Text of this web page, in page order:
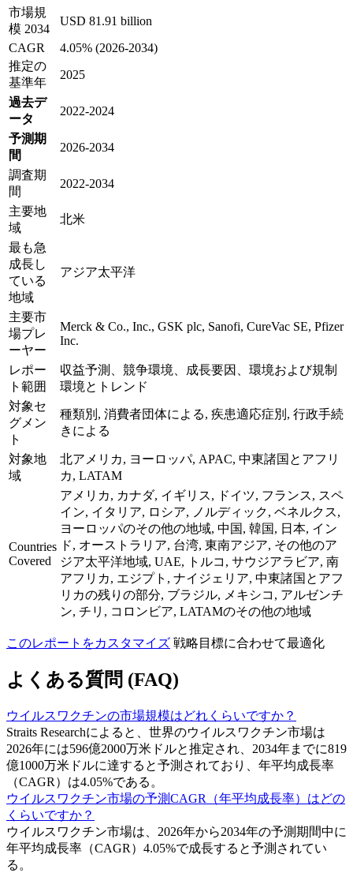
市場規
模 2034
USD 81.91 billion
CAGR
4.05% (2026-2034)
推定の
基準年
2025
過去デ
ータ
2022-2024
予測期
間
2026-2034
調査期
間
2022-2034
主要地
域
北米
最も急
成長し
ている
地域
アジア太平洋
主要市
場プレ
ーヤー
Merck & Co., Inc., GSK plc, Sanofi, CureVac SE, Pfizer
Inc.
レポー
ト範囲
収益予測、競争環境、成長要因、環境および規制
環境とトレンド
対象セ
グメン
ト
種類別, 消費者団体による, 疾患適応症別, 行政手続
きによる
対象地
域
北アメリカ, ヨーロッパ, APAC, 中東諸国とアフリ
カ, LATAM
Countries
Covered
アメリカ, カナダ, イギリス, ドイツ, フランス, スペ
イン, イタリア, ロシア, ノルディック, ベネルクス,
ヨーロッパのその他の地域, 中国, 韓国, 日本, イン
ド, オーストラリア, 台湾, 東南アジア, その他のア
ジア太平洋地域, UAE, トルコ, サウジアラビア, 南
アフリカ, エジプト, ナイジェリア, 中東諸国とアフ
リカの残りの部分, ブラジル, メキシコ, アルゼンチ
ン, チリ, コロンビア, LATAMのその他の地域
このレポートをカスタマイズ 戦略目標に合わせて最適化
よくある質問 (FAQ)
ウイルスワクチンの市場規模はどれくらいですか？
Straits Researchによると、世界のウイルスワクチン市場は
2026年には596億2000万米ドルと推定され、2034年までに819
億1000万米ドルに達すると予測されており、年平均成長率
（CAGR）は4.05%である。
ウイルスワクチン市場の予測CAGR（年平均成長率）はどの
くらいですか？
ウイルスワクチン市場は、2026年から2034年の予測期間中に
年平均成長率（CAGR）4.05%で成長すると予測されてい
る。